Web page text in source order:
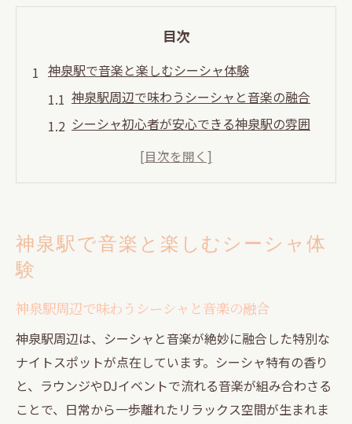
目次
神泉駅で音楽と楽しむシーシャ体験
神泉駅周辺で味わうシーシャと音楽の融合
シーシャ初心者が安心できる神泉駅の雰囲
ト
神泉駅で非日常を感じるシーシャ体験
渋谷で楽しむ贅沢なシーシャと音楽の夜
音楽好き必見のシーシャ体験ポイント
シーシャバーで感じる渋谷ナイトライフの
神泉駅で音楽と楽しむシーシャ体
験
神泉駅周辺で味わうシーシャと音楽の融合
神泉駅周辺は、シーシャと音楽が絶妙に融合した特別な
ナイトスポットが点在しています。シーシャ特有の香り
と、ラウンジやDJイベントで流れる音楽が組み合わさる
ことで、日常から一歩離れたリラックス空間が生まれま